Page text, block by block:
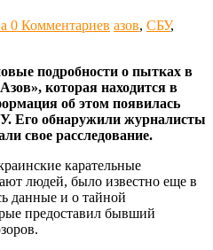
0 Комментариев азов, СБУ,
подробности о пытках в
которая находится в
об этом появилась
Его обнаружили журналисты
свое расследование.
карательные
людей, было известно еще в
данные и о тайной
предоставил бывший